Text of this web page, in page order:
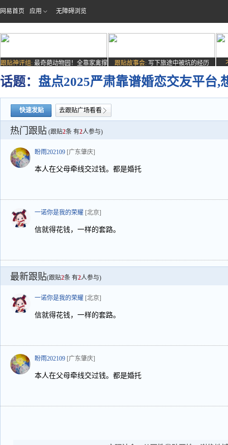
网易首页 应用 无障碍浏览
跟贴神评组: 最奇葩动物园！全靠家禽撑
场子
跟贴故事会: 写下旅途中被坑的经历
话题： 盘点2025严肃靠谱婚恋交友平台,
快速发贴 去跟贴广场看看
热门跟贴 (跟贴2条 有2人参与)
盼雨202109 [广东肇庆]
本人在父母牵线交过钱。都是婚托
一诺你是我的荣耀 [北京]
信就得花钱，一样的套路。
最新跟贴(跟贴2条 有2人参与)
一诺你是我的荣耀 [北京]
信就得花钱，一样的套路。
盼雨202109 [广东肇庆]
本人在父母牵线交过钱。都是婚托